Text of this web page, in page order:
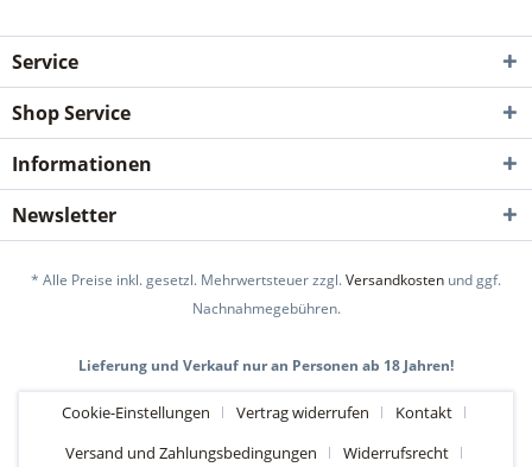
Service
Shop Service
Informationen
Newsletter
* Alle Preise inkl. gesetzl. Mehrwertsteuer zzgl.Versandkosten und ggf.
Nachnahmegebühren.
Lieferung und Verkauf nur an Personen ab 18 Jahren!
Cookie-Einstellungen Vertrag widerrufen
Kontakt
Versand und Zahlungsbedingungen
Widerrufsrecht